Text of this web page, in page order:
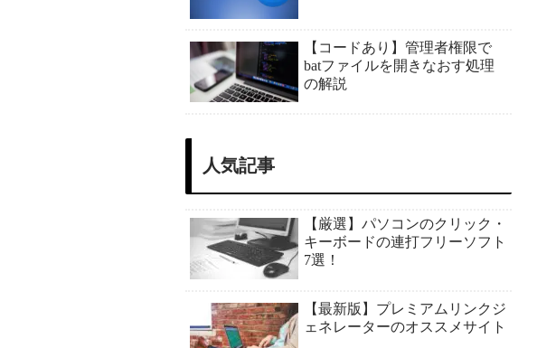
【コードあり】管理者権限で
batファイルを開きなおす処理
の解説
人気記事
【厳選】パソコンのクリック・
キーボードの連打フリーソフト
7選！
【最新版】プレミアムリンクジ
ェネレーターのオススメサイト